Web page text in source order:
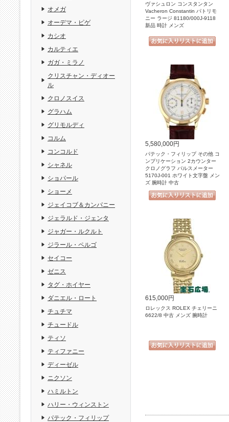
ヴァシュロン コンスタンタン
Vacheron Constantin パトリモ
ニー ラージ 81180/000J-9118
新品 時計 メンズ
5,580,000円
パテック・フィリップ その他 コ
ンプリケーション 2カウンター
クロノグラフ パルスメーター
5170J-001 ホワイト文字盤 メン
ズ 腕時計 中古
615,000円
ロレックス ROLEX チェリーニ
6622/8 中古 メンズ 腕時計
オメガ
オーデマ・ピゲ
カシオ
カルティエ
ガガ・ミラノ
クリスチャン・ディオー
ル
クロノスイス
グラハム
グリモルディ
コルム
コンコルド
シャネル
ショパール
ショーメ
ジェイコブ＆カンパニー
ジェラルド・ジェンタ
ジャガー・ルクルト
ジラール・ペルゴ
セイコー
ゼニス
タグ・ホイヤー
ダニエル・ロート
チュチマ
チュードル
ティソ
ティファニー
ディーゼル
ニクソン
ハミルトン
ハリー・ウィンストン
パテック・フィリップ